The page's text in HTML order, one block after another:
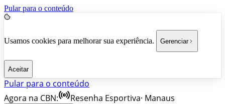
Pular para o conteúdo
Usamos cookies para melhorar sua experiência. Gerenciar
Aceitar
Pular para o conteúdo
Agora na CBN:
Resenha Esportiva· Manaus